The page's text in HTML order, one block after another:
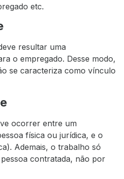
etc.
resultar uma
o empregado. Desse modo,
se caracteriza como vínculo
ocorrer entre um
física ou jurídica, e o
Ademais, o trabalho só
contratada, não por